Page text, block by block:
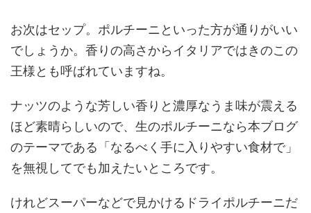
お次はセップ。ポルチーニといった方が通りがいい
でしょうか。香りの高さからイタリアではきのこの
王様とも呼ばれていますね。
ナッツのような芳しい香りと濃厚なうま味が震える
ほど素晴らしいので、生のポルチーニなら本ブログ
のテーマである「なるべく手に入りやすい食材で」
を無視してでも加えたいところです。
けれどスーパーなどで見かけるドライポルチーニだ